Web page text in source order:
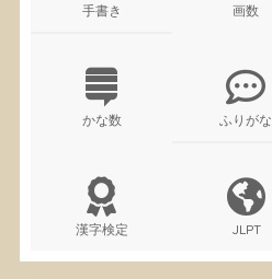
手書き 画数
かな数 ふりがな
漢字検定 JLPT